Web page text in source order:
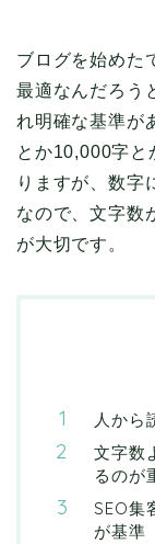
ブログを始めた
最適なんだろう
れ明確な基準が
とか10,000字と
りますが、数字
なので、文字数
が大切です。
人から
文字数
るのが
SEO集
が基準